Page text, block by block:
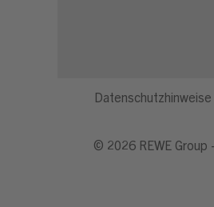
Datenschutzhinweise
© 2026 REWE